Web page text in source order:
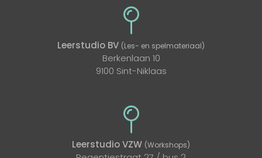
Leerstudio BV (Les- en spelmateriaal)
Berkenlaan 10
9100 Sint-Niklaas
Leerstudio VZW (Workshops)